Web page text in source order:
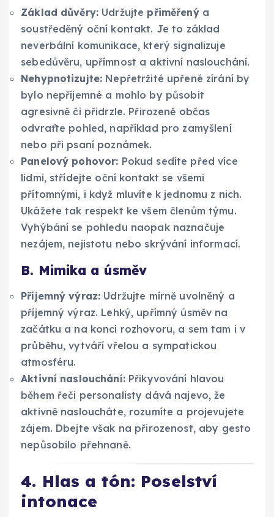
Základ důvěry: Udržujte přiměřenýa
soustředěný oční kontakt. Je to základ
neverbální komunikace, který signalizuje
sebedůvěru, upřímnost a aktivní naslouchání.
Nehypnotizujte: Nepřetržité upřené zírání by
bylo nepříjemné a mohlo by působit
agresivně či přidrzle. Přirozeně občas
odvraťte pohled, například pro zamyšlení
nebo při psaní poznámek.
Panelový pohovor: Pokud sedíte před více
lidmi, střídejte oční kontakt se všemi
přítomnými, i když mluvíte k jednomu z nich.
Ukážete tak respekt ke všem členům týmu.
Vyhýbání se pohledu naopak naznačuje
nezájem, nejistotu nebo skrývání informací.
B. Mimika a úsměv
Příjemný výraz: Udržujte mírně uvolněný a
příjemný výraz. Lehký, upřímný úsměv na
začátku a na konci rozhovoru, a sem tam i v
průběhu, vytváří vřelou a sympatickou
atmosféru.
Aktivní naslouchání:Přikyvování hlavou
během řeči personalisty dává najevo, že
aktivně nasloucháte, rozumíte a projevujete
zájem. Dbejte však na přirozenost, aby gesto
nepůsobilo přehnaně.
4. Hlas a tón: Poselství
intonace